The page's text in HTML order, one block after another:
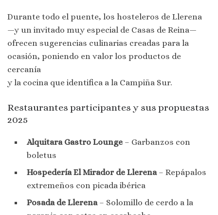
Durante todo el puente, los hosteleros de Llerena
—y un invitado muy especial de Casas de Reina—
ofrecen sugerencias culinarias creadas para la
ocasión, poniendo en valor los productos de
cercanía
y la cocina que identifica a la Campiña Sur.
Restaurantes participantes y sus propuestas
2025
Alquitara Gastro Lounge – Garbanzos con
boletus
Hospedería El Mirador de Llerena – Repápalos
extremeños con picada ibérica
Posada de Llerena – Solomillo de cerdo a la